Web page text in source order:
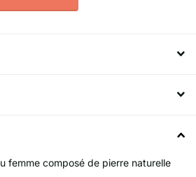
femme composé de pierre naturelle